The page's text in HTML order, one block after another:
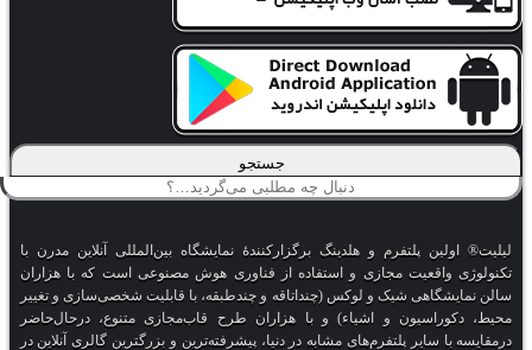
پلتفرم و هلدینگ برگزارکنندهٔ نمایشگاه بین‌المللی آنلاین مدرن با
مجازی و استفاده از فناوری هوش مصنوعی است که با هزاران
شیک و لوکس (چنداتاقه و چندطبقه، با قابلیت شخصی‌سازی و تغییر
و اشیاء) و با هزاران طرح قاب‌مجازی متنوع، درحال‌حاضر
پلتفرم‌های مشابه در دنیا، پیشرفته‌ترین و بزرگترین گالری آنلاین در